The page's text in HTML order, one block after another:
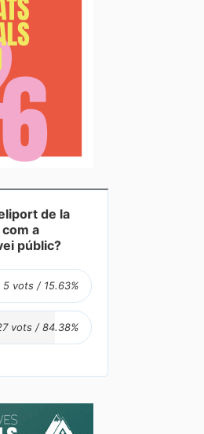
de la
a
públic?